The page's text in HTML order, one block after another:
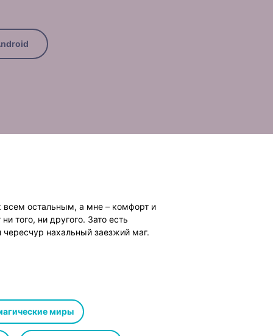
всем остальным, а мне – комфорт и
того, ни другого. Зато есть
нахальный заезжий маг.
миры